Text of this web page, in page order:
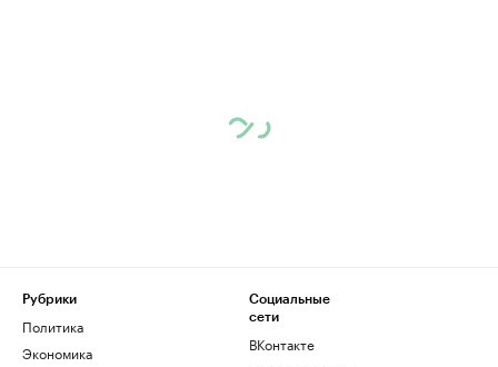
Рубрики
Политика
Экономика
Социальные
сети
ВКонтакте